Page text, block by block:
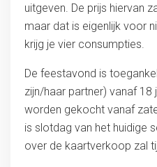
uitgeven. De prijs hiervan
maar dat is eigenlijk voor
krijg je vier consumpties.
De feestavond is
zijn/haar partner) vanaf 18
worden gekocht vanaf
is slotdag van het huidige
over de kaartverkoop zal